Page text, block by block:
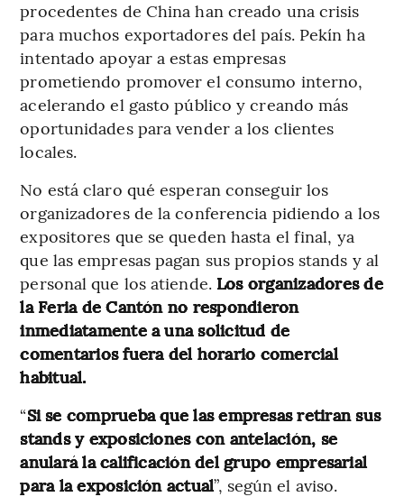
procedentes de China han creado una crisis
para muchos exportadores del país. Pekín ha
intentado apoyar a estas empresas
prometiendo promover el consumo interno,
acelerando el gasto público y creando más
oportunidades para vender a los clientes
locales.
No está claro qué esperan conseguir los
organizadores de la conferencia pidiendo a los
expositores que se queden hasta el final, ya
que las empresas pagan sus propios stands y al
personal que los atiende. Los organizadores de
la Feria de Cantón no respondieron
inmediatamente a una solicitud de
comentarios fuera del horario comercial
habitual.
“Si se comprueba que las empresas retiran sus
stands y exposiciones con antelación, se
anulará la calificación del grupo empresarial
para la exposición actual”, según el aviso.